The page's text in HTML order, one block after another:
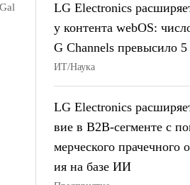
LG Electronics
у контента webOS:
G Channels превысило 5
ИТ/Наука
LG Electronics
вие в B2B-сегменте с
мерческого прачечного
ия на базе ИИ